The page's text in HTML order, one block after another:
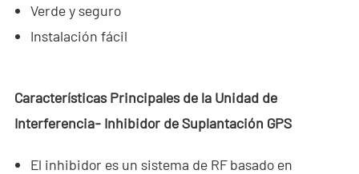
Verde y seguro
Instalación fácil
Características Principales de la Unidad de
Interferencia- Inhibidor de Suplantación GPS
El inhibidor es un sistema de RF basado en